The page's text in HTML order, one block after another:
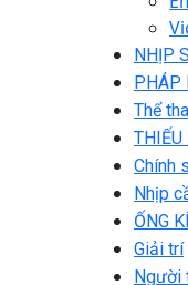
NHỊP
PHÁP
Thể
THIẾU
Chính
Nhịp
ỐNG
Giải trí
Người